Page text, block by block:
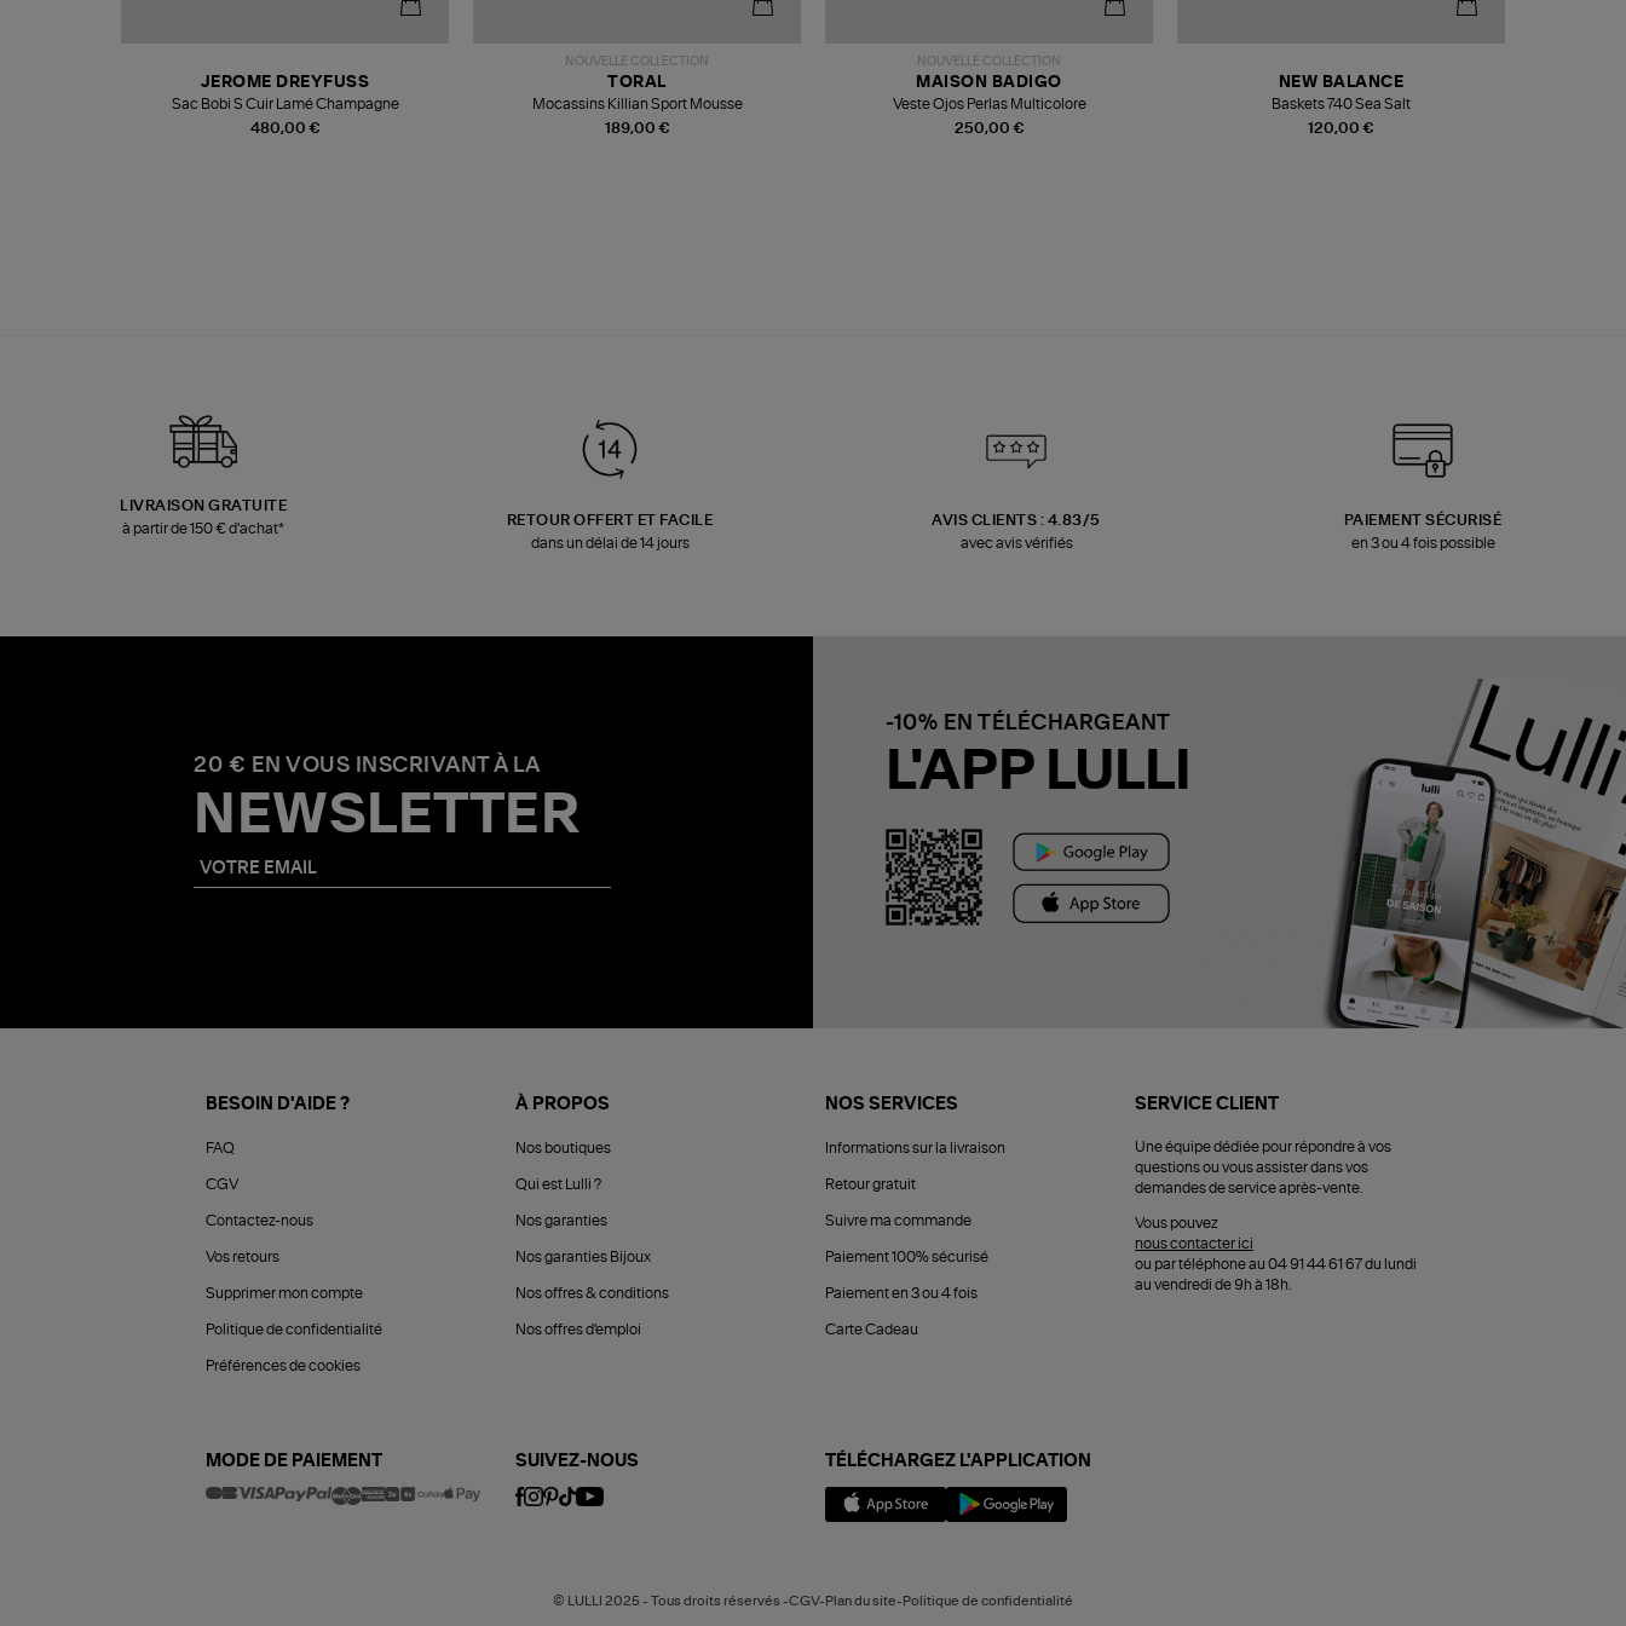
480,00 €
JEROME DREYFUSS
Sac Bobi S Cuir Lamé Champagne
NOUVELLE COLLECTION
189,00 €
TORAL
Mocassins Killian Sport Mousse
NOUVELLE COLLECTION
250,00 €
MAISON BADIGO
Veste Ojos Perlas Multicolore
120,00 €
NEW BALANCE
Baskets 740 Sea Salt
LIVRAISON GRATUITE
à partir de 150 € d'achat*
RETOUR OFFERT ET FACILE
dans un délai de 14 jours
AVIS CLIENTS : 4.83/5
avec avis vérifiés
PAIEMENT SÉCURISÉ
en 3 ou 4 fois possible
20 € EN VOUS INSCRIVANT À LA
NEWSLETTER
-10% EN TÉLÉCHARGEANT
L'APP LULLI
BESOIN D'AIDE ?
FAQ
CGV
Contactez-nous
Vos retours
Supprimer mon compte
Politique de confidentialité
Préférences de cookies
À PROPOS
Nos boutiques
Qui est Lulli ?
Nos garanties
Nos garanties Bijoux
Nos offres & conditions
Nos offres d'emploi
NOS SERVICES
Informations sur la livraison
Retour gratuit
Suivre ma commande
Paiement 100% sécurisé
Paiement en 3 ou 4 fois
Carte Cadeau
SERVICE CLIENT
Une équipe dédiée pour répondre à vos
questions ou vous assister dans vos
demandes de service après-vente.
Vous pouvez
nous contacter ici
ou par téléphone au 04 91 44 61 67 du lundi
au vendredi de 9h à 18h.
MODE DE PAIEMENT SUIVEZ-NOUS TÉLÉCHARGEZ L'APPLICATION
© LULLI 2025 - Tous droits réservés -CGV-Plan du site-Politique de confidentialité